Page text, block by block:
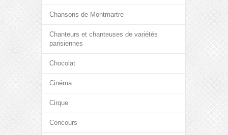
Chansons de Montmartre
Chanteurs et chanteuses de variétés
parisiennes
Chocolat
Cinéma
Cirque
Concours